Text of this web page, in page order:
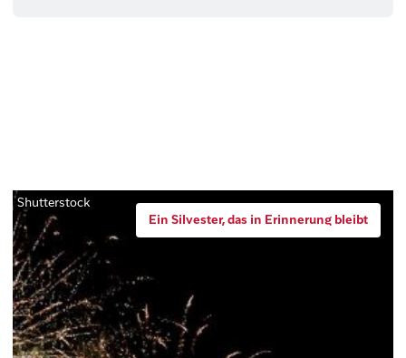
Ein Silvester, das in Erinnerung bleibt
Shutterstock